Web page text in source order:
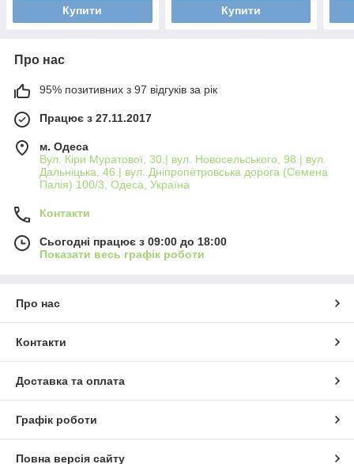
Купити Купити
Про нас
95% позитивних з 97 відгуків за рік
Працює з 27.11.2017
м. Одеса
Вул. Кіри Муратової, 30.| вул. Новосельського, 98.| вул.
Дальніцька, 46.| вул. Дніпропетровська дорога (Семена
Палія) 100/3, Одеса, Україна
Контакти
Сьогодні працює з 09:00 до 18:00
Показати весь графік роботи
Про нас
Контакти
Доставка та оплата
Графік роботи
Повна версія сайту